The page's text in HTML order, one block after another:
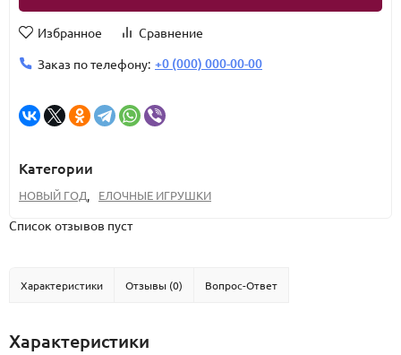
Избранное
Сравнение
Заказ по телефону: +0 (000) 000-00-00
Категории
НОВЫЙ ГОД, ЕЛОЧНЫЕ ИГРУШКИ
Список отзывов пуст
Характеристики Отзывы (0) Вопрос-Ответ
Характеристики